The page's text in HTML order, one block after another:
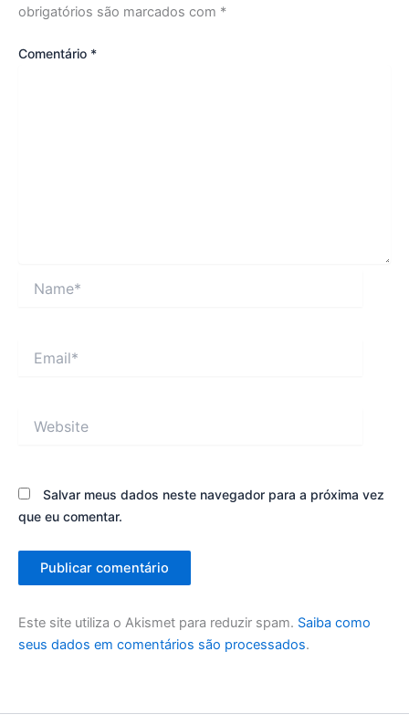
obrigatórios são marcados com *
Comentário *
Salvar meus dados neste navegador para a próxima vez
que eu comentar.
Este site utiliza o Akismet para reduzir spam. Saiba como
seus dados em comentários são processados.